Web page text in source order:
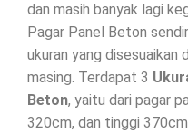
dan masih banyak lagi
Pagar Panel Beton
ukuran yang disesuaikan
masing. Terdapat 3
Beton, yaitu dari pagar
320cm, dan tinggi